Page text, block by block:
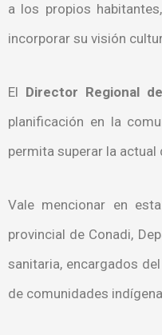
a los propios
incorporar su visión
El Director Regional
planificación en la
permita superar la actual
Vale mencionar en
provincial de Conadi,
sanitaria, encargados
de comunidades